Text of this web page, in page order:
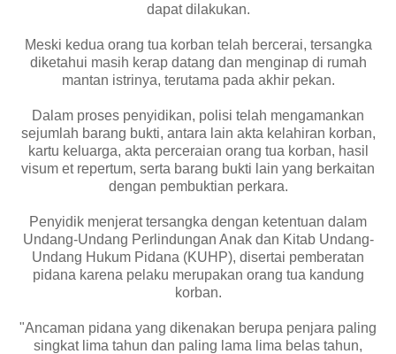
dapat dilakukan.
Meski kedua orang tua korban telah bercerai, tersangka
diketahui masih kerap datang dan menginap di rumah
mantan istrinya, terutama pada akhir pekan.
Dalam proses penyidikan, polisi telah mengamankan
sejumlah barang bukti, antara lain akta kelahiran korban,
kartu keluarga, akta perceraian orang tua korban, hasil
visum et repertum, serta barang bukti lain yang berkaitan
dengan pembuktian perkara.
Penyidik menjerat tersangka dengan ketentuan dalam
Undang-Undang Perlindungan Anak dan Kitab Undang-
Undang Hukum Pidana (KUHP), disertai pemberatan
pidana karena pelaku merupakan orang tua kandung
korban.
"Ancaman pidana yang dikenakan berupa penjara paling
singkat lima tahun dan paling lama lima belas tahun,